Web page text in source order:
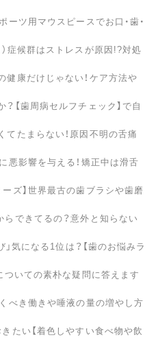
ーツ用マウスピースでお口・歯・
症候群はストレスが原因!?対処
康だけじゃない！ケア方法や
【歯周病セルフチェック】で自
たまらない！原因不明の舌痛
悪影響を与える！矯正中は滑舌
ズ】世界最古の歯ブラシや歯磨
らできてるの？意外と知らない
」気になる1位は？【歯のお悩みラ
ついての素朴な疑問に答えます
べき働きや唾液の量の増やし方
たい【着色しやすい食べ物や飲